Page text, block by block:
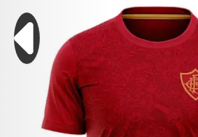
BUSCAR